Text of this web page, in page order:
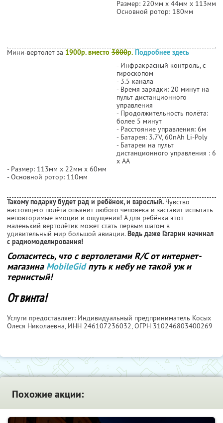
Размер: 220мм х 44мм х 113мм
Основной ротор: 180мм
Мини-вертолет за 1900р. вместо 3800р. Подробнее здесь
- Инфракрасный контроль, с
гироскопом
- 3.5 канала
- Время зарядки: 20 минут на
пульт дистанционного
управления
- Продолжительность полёта:
более 5 минут
- Расстояние управления: 6м
- Батарея: 3.7V, 60nAh Li-Poly
- Батареи на пульт
дистанционного управления : 6
х АА
- Размер: 113мм х 22мм х 60мм
- Основной ротор: 110мм
Такому подарку будет рад и ребёнок, и взрослый. Чувство
настоящего полёта опьянит любого человека и заставит испытать
неповторимые эмоции и ощущения! А для ребёнка этот
маленький вертолётик может стать первым шагом в
удивительный мир большой авиации.Ведь даже Гагарин начинал
с радиомоделирования!
Согласитесь, что с вертолетами R/С от интернет-
магазина MobileGid путь к небу не такой уж и
тернистый!
От винта!
Услуги предоставляет: Индивидуальный предприниматель Косых
Олеся Николаевна, ИНН 246107236032, ОГРН 310246803400269
Похожие акции: